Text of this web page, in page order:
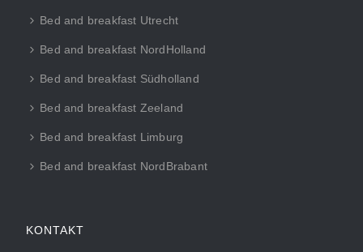
Bed and breakfast Utrecht
Bed and breakfast NordHolland
Bed and breakfast Südholland
Bed and breakfast Zeeland
Bed and breakfast Limburg
Bed and breakfast NordBrabant
KONTAKT